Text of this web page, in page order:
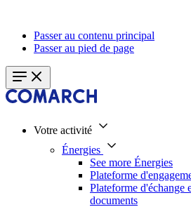
Passer au contenu principal
Passer au pied de page
Votre activité
Énergies
See more Énergies
Plateforme
Plateforme d'échange
documents